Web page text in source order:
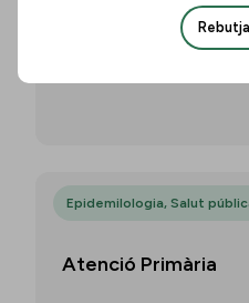
Aparell Locomotor
Epidemilologia, Salut
Atenció Primària